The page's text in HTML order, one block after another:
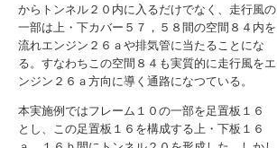
からトンネル２０内に入るだけでなく、走行風の
一部は上・下カバー５７，５８間の空間８４内を
流れエンジン２６ａや排気管に当たることにな
る。すなわちこの空間８４も実質的に走行風をエ
ンジン２６ａ方向に導く通路になつている。
本実施例ではフレーム１０の一部を足置板１６
とし、この足置板１６を構成する上・下板１６